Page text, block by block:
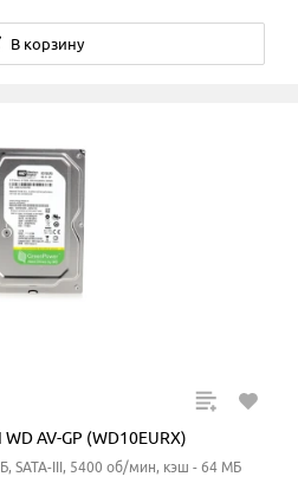
В корзину
AV-GP (WD10EURX)
SATA-III, 5400 об/мин, кэш - 64 МБ